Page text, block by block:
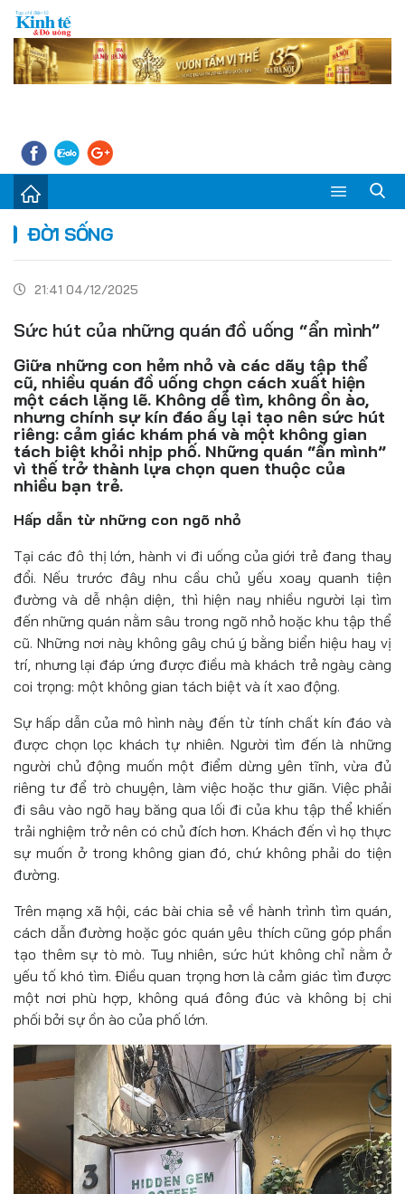
Sự kiện
Kinh tế - Tiêu dùng
Đời sống
Thị trường
Doanh nghiệp – Doanh nhân
Đồ uống
Pháp luật
Khoa giáo
Multimedia
ĐỜI SỐNG
21:41 04/12/2025
Sức hút của những quán đồ uống “ẩn mình”
Giữa những con hẻm nhỏ và các dãy tập thể
cũ, nhiều quán đồ uống chọn cách xuất hiện
một cách lặng lẽ. Không dễ tìm, không ồn ào,
nhưng chính sự kín đáo ấy lại tạo nên sức hút
riêng: cảm giác khám phá và một không gian
tách biệt khỏi nhịp phố. Những quán “ẩn mình”
vì thế trở thành lựa chọn quen thuộc của
nhiều bạn trẻ.
Hấp dẫn từ những con ngõ nhỏ
Tại các đô thị lớn, hành vi đi uống của giới trẻ đang thay
đổi. Nếu trước đây nhu cầu chủ yếu xoay quanh tiện
đường và dễ nhận diện, thì hiện nay nhiều người lại tìm
đến những quán nằm sâu trong ngõ nhỏ hoặc khu tập thể
cũ. Những nơi này không gây chú ý bằng biển hiệu hay vị
trí, nhưng lại đáp ứng được điều mà khách trẻ ngày càng
coi trọng: một không gian tách biệt và ít xao động.
Sự hấp dẫn của mô hình này đến từ tính chất kín đáo và
được chọn lọc khách tự nhiên. Người tìm đến là những
người chủ động muốn một điểm dừng yên tĩnh, vừa đủ
riêng tư để trò chuyện, làm việc hoặc thư giãn. Việc phải
đi sâu vào ngõ hay băng qua lối đi của khu tập thể khiến
trải nghiệm trở nên có chủ đích hơn. Khách đến vì họ thực
sự muốn ở trong không gian đó, chứ không phải do tiện
đường.
Trên mạng xã hội, các bài chia sẻ về hành trình tìm quán,
cách dẫn đường hoặc góc quán yêu thích cũng góp phần
tạo thêm sự tò mò. Tuy nhiên, sức hút không chỉ nằm ở
yếu tố khó tìm. Điều quan trọng hơn là cảm giác tìm được
một nơi phù hợp, không quá đông đúc và không bị chi
phối bởi sự ồn ào của phố lớn.